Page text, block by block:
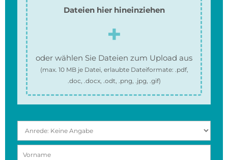
Dateien hier hineinziehen
oder wählen Sie Dateien zum Upload aus
(max. 10 MBje Datei, erlaubte Dateiformate: .pdf,
.doc, .docx, .odt, .png, .jpg, .gif)